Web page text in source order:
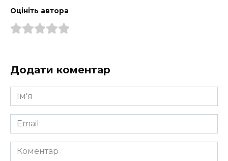
Оцініть автора
Додати коментар
Ім'я
*
Email
*
Коментар